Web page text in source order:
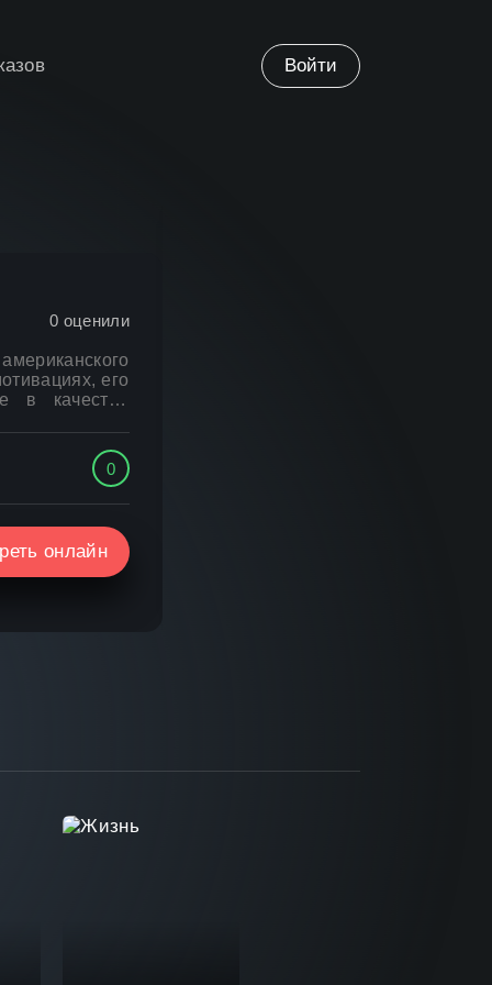
Войти
0 оценили
его
в качестве
главным
которая
0
онлайн